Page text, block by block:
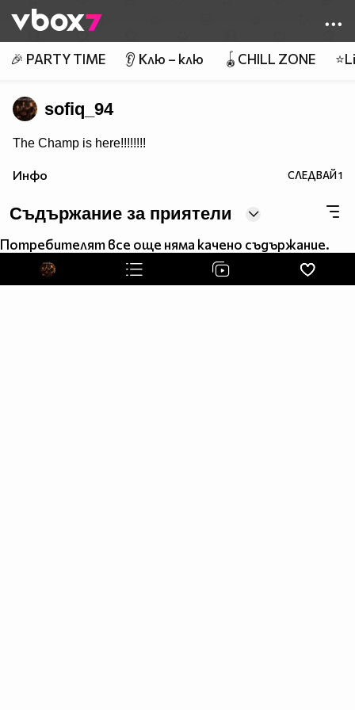
👾
🎉 PARTY TIME 👂 Клю – клю 🪀CHILL ZONE
sofiq_94
The Champ is here!!!!!!!!
Инфо СЛЕДВАЙ1
Съдържание за приятели
Потребителят все още няма качено съдържание.